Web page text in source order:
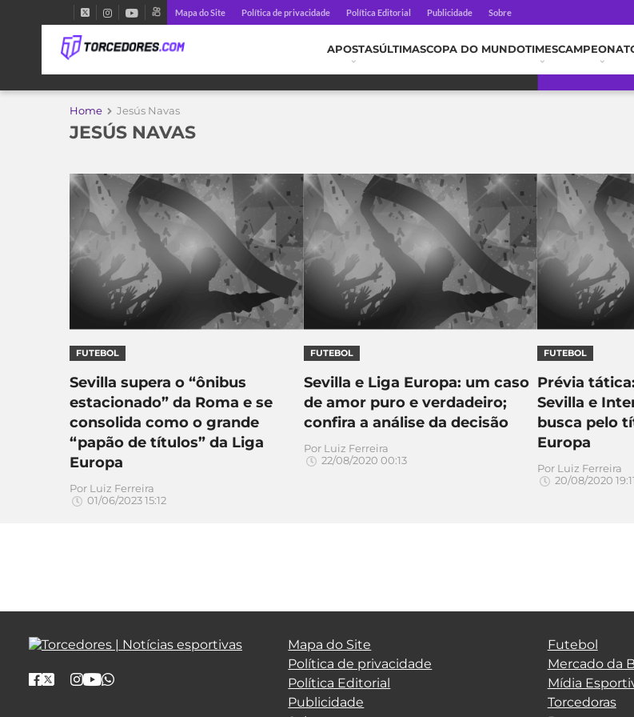
Mapa do Site Política de privacidade Política Editorial Publicidade Sobre
APOSTASÚLTIMASCOPA DO MUNDOTIMES
Home Jesús Navas
JESÚS NAVAS
FUTEBOL
Sevilla supera o “ônibus
estacionado” da Roma e se
consolida como o grande
“papão de títulos” da Liga
Europa
Por Luiz Ferreira
01/06/2023 15:12
FUTEBOL
Sevilla e Liga Europa: um caso
de amor puro e verdadeiro;
confira a análise da decisão
Por Luiz Ferreira
22/08/2020 00:13
FUTEBOL
Prévia
Sevilla e
busca pelo
Europa
Por Luiz Ferreira
20/08/2020 19:11
Mapa do Site
Política de privacidade
Política Editorial
Publicidade
Futebol
Mercado da
Mídia
Torcedoras